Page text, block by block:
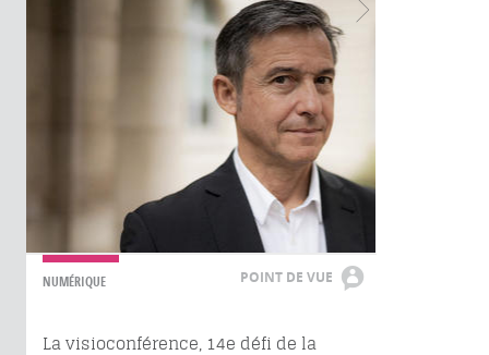
NUMÉRIQUE POINT DE VUE
La visioconférence, 14e défi de la